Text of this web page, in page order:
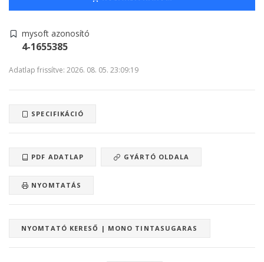
mysoft azonosító
4-1655385
Adatlap frissítve: 2026. 08. 05. 23:09:19
SPECIFIKÁCIÓ
PDF ADATLAP GYÁRTÓ OLDALA
NYOMTATÁS
NYOMTATÓ KERESŐ | MONO TINTASUGARAS